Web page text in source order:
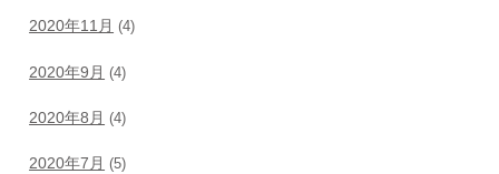
2020年11月 (4)
2020年9月 (4)
2020年8月 (4)
2020年7月 (5)